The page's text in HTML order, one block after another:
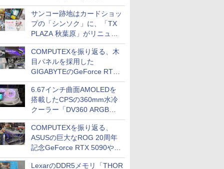
ら
サンコー跡地はカードショッ
プの「シンソク」に、「TX
PLAZA 秋葉原」がリニュー
アルに伴い一時休業、ジャン
クのDDR2メモリが100円で
販売など～ 最近の秋葉原 ～
COMPUTEXを振り返る、木
目パネルを採用した
GIGABYTEのGeForce RTX
5080や、MSIの次世代ビデオ
カード向けの新技術など(ビ
デオカード編その2)
6.67インチ曲面AMOLEDを
搭載したCPSの360mm水冷
クーラー「DV360 ARGB
Display」が発売、カラーは2
色
COMPUTEXを振り返る、
ASUSの巨大なROG 20周年
記念GeForce RTX 5090や、
ゲーミングチーム「T1」コ
LexarのDDR5メモリ「THOR